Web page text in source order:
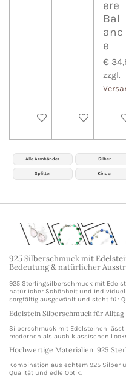
In den Warenkorb
In den
ere
Bal
anc
e
€
zzgl.
In
Alle Armbänder Silber
Splitter Kinder
925 Silberschmuck mit
Bedeutung & natürlicher
925 Sterlingsilberschmuck mit
natürlicher Schönheit und
sorgfältig ausgewählt und steht für
Edelstein Silberschmuck für
Silberschmuck mit Edelsteinen
modernen als auch klassischen
Hochwertige Materialien: 925
Kombination aus echtem 925 Silber
Qualität und edle Optik.